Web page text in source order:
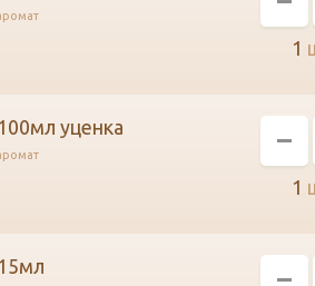
1
100мл уценка
1
15мл